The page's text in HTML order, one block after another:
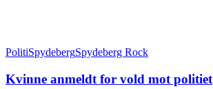
PolitiSpydebergSpydeberg Rock
Kvinne anmeldt for vold mot politiet